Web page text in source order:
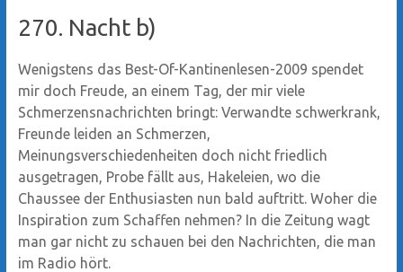
270. Nacht b)
Wenigstens das Best-Of-Kantinenlesen-2009 spendet
mir doch Freude, an einem Tag, der mir viele
Schmerzensnachrichten bringt: Verwandte schwerkrank,
Freunde leiden an Schmerzen,
Meinungsverschiedenheiten doch nicht friedlich
ausgetragen, Probe fällt aus, Hakeleien, wo die
Chaussee der Enthusiasten nun bald auftritt. Woher die
Inspiration zum Schaffen nehmen? In die Zeitung wagt
man gar nicht zu schauen bei den Nachrichten, die man
im Radio hört.